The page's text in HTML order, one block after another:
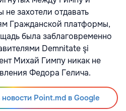
захотели отдавать
Гражданской платформы,
была заблаговременно
Demnitate şi
Михай Гимпу никак не
Федора Гелича.
Point.md в Google